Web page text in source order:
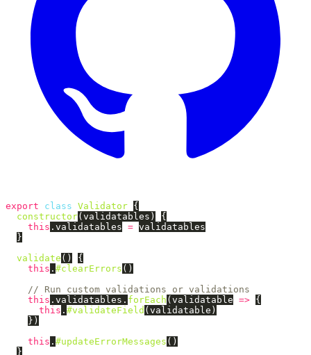
export class Validator {
constructor( validatables )
{
this . validatables = validatables
}
validate ()
{
this . #clearErrors ()
// Run custom validations or validations
this . validatables . forEach ( validatable => {
this . #validateField ( validatable )
})
this . #updateErrorMessages ()
}